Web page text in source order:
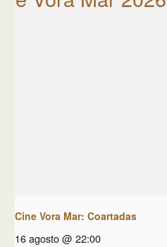
Cine Vora Mar: Coartadas
16 agosto @ 22:00